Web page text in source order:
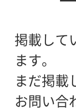
掲載して
ます。
まだ掲載
お問い合